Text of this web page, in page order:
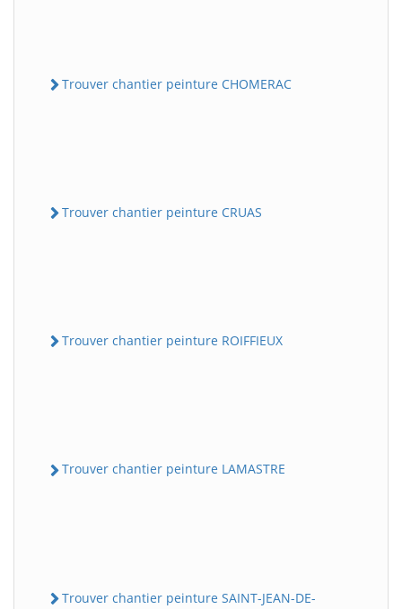
Trouver chantier peinture CHOMERAC
Trouver chantier peinture CRUAS
Trouver chantier peinture ROIFFIEUX
Trouver chantier peinture LAMASTRE
Trouver chantier peinture SAINT-JEAN-DE-